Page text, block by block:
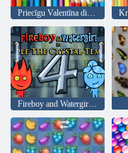
Fireboy and Watergirl 4: Kristāla templis